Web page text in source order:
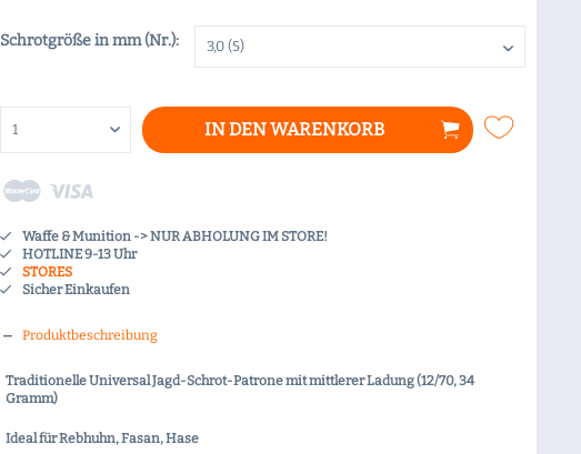
Schrotgröße in mm (Nr.):
IN DENWARENKORB
Waffe & Munition -> NUR ABHOLUNG IM STORE!
HOTLINE 9-13 Uhr
STORES
Sicher Einkaufen
Produktbeschreibung
Traditionelle Universal Jagd-Schrot-Patrone mit mittlerer Ladung (12/70, 34
Gramm)
Ideal für Rebhuhn, Fasan, Hase